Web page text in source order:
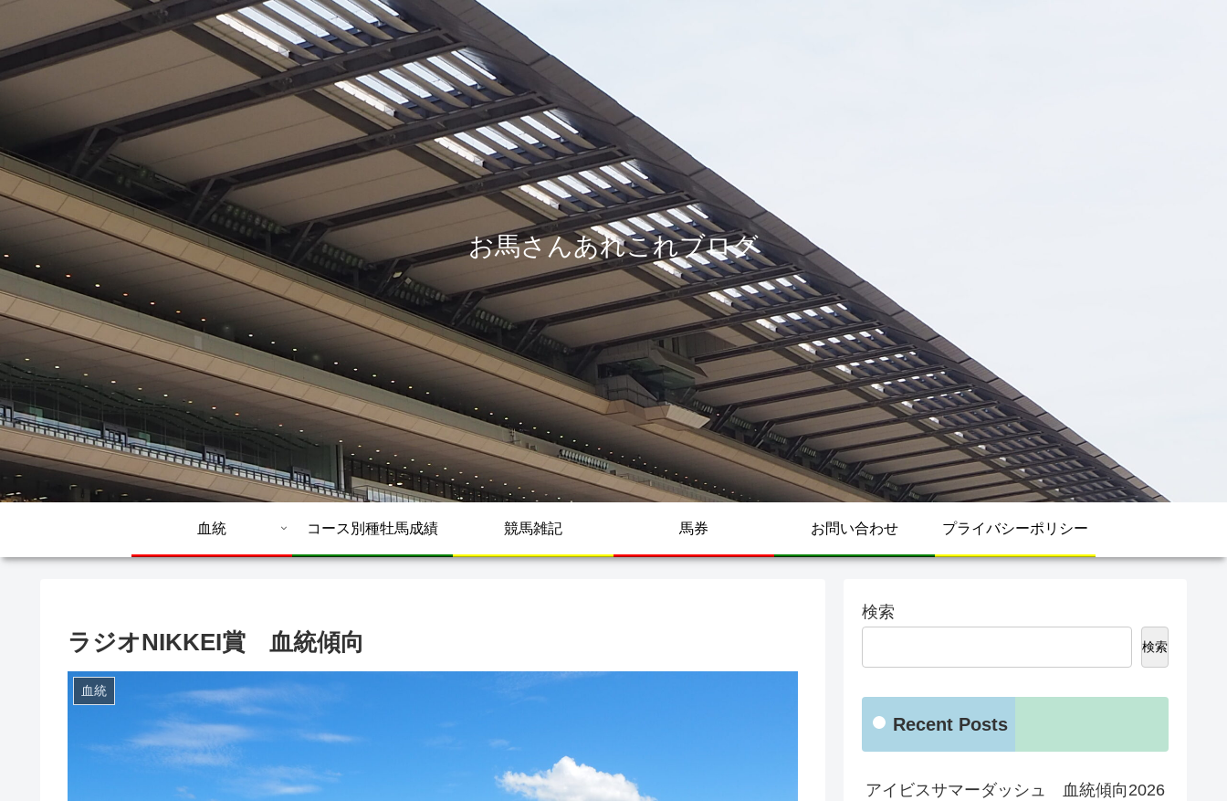
お馬さんあれこれブログ
血統 コース別種牡馬成績 競馬雑記 馬券 お問い合わせ プライバシーポリシー
ラジオNIKKEI賞 血統傾向
血統
検索
検索
Recent Posts
アイビスサマーダッシュ 血統傾向2026